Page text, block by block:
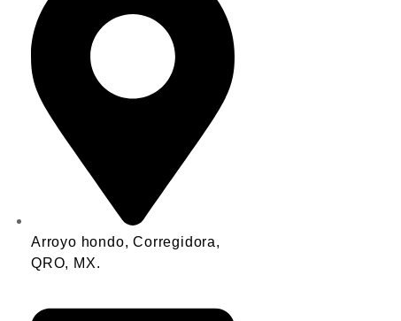
Arroyo hondo, Corregidora,
QRO, MX.